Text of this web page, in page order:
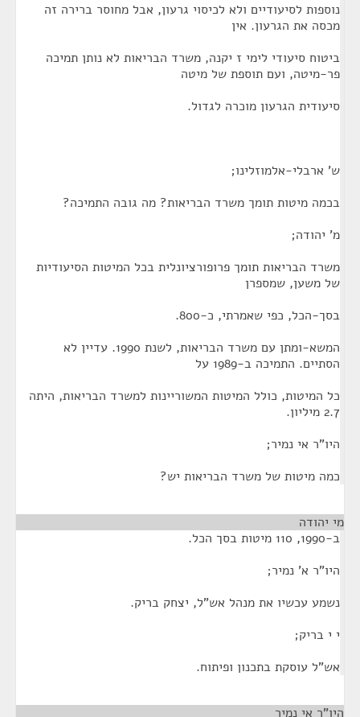
נוספות לסיעודיים ולא לכיסוי גרעון, אבל מחוסר ברירה זה
מכסה את הגרעון. אין
ביטוח סיעודי לימי ז יקנה, משרד הבריאות לא נותן תמיכה
פר-מיטה, ועם תוספת של מיטה
סיעודית הגרעון מוכרה לגדול.
ש' ארבלי-אלמוזלינו;
בכמה מיטות תומך משרד הבריאות? מה גובה התמיכה?
מ' יהודה;
משרד הבריאות תומך פרופורציונלית בכל המיטות הסיעודיות
של משען, שמספרן
בסך-הכל, כפי שאמרתי, כ-800.
המשא-ומתן עם משרד הבריאות, לשנת 1990. עדיין לא
הסתיים. התמיכה ב-1989 על
כל המיטות, כולל המיטות המשוריינות למשרד הבריאות, היתה
2.7 מיליון.
היו"ר אי נמיר;
כמה מיטות של משרד הבריאות יש?
מי יהודה
ב-1990, 110 מיטות בסך הכל.
היו"ר א' נמיר;
נשמע עכשיו את מנהל אש"ל, יצחק בריק.
י י בריק;
אש"ל עוסקת בתכנון ופיתוח.
היו"ר אי נמיר